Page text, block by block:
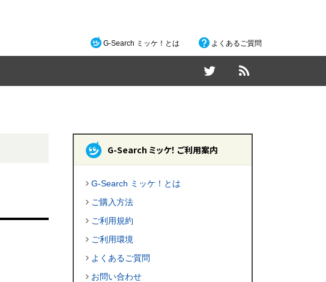
G-Search ミッケ！とは よくあるご質問
G-Search ミッケ！ ご利用案内
G-Search ミッケ！とは
ご購入方法
ご利用規約
ご利用環境
よくあるご質問
お問い合わせ